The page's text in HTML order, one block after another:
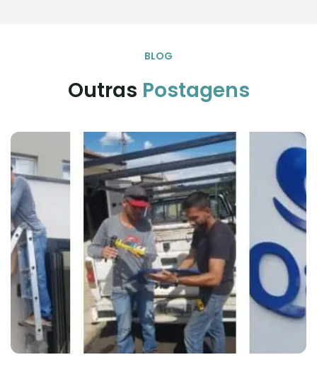
BLOG
Outras Postagens